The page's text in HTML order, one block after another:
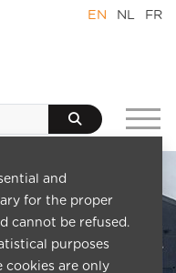
EN NL FR
and
for the proper
cannot be refused.
purposes
cookies are only